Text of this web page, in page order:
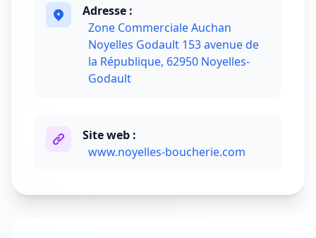
Adresse :
Zone Commerciale Auchan
Noyelles Godault 153 avenue de
la République, 62950 Noyelles-
Godault
Site web :
www.noyelles-boucherie.com